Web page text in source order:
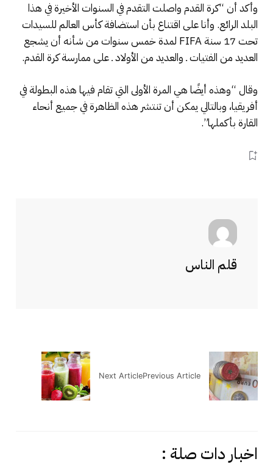
وأكد أن “كرة القدم واصلت التقدم في السنوات الأخيرة في هذا
البلد الرائع. وأنا على اقتناع بأن استضافة كأس العالم للسيدات
تحت 17 سنة FIFA لمدة خمس سنوات من شأنه أن يشجع
العديد من الفتيات ـ والعديد من الأولاد ـ على ممارسة كرة القدم.
وقال “وهذه أيضًا هي المرة الأولى التي تقام فيها هذه البطولة في
أفريقيا، وبالتالي يمكن أن تنتشر هذه الظاهرة في جميع أنحاء
القارة بأكملها”.
قلم الناس
Previous Article
Next Article
اخبار دات صلة :